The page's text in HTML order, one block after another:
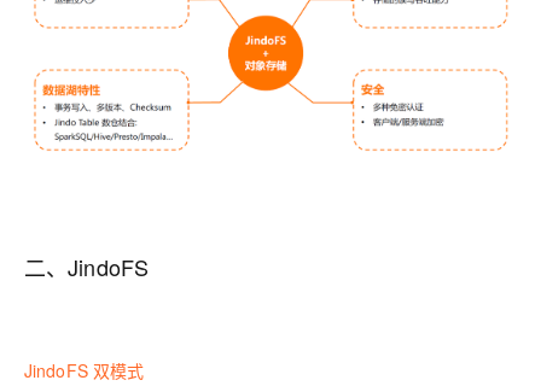
二、JindoFS
JindoFS 双模式